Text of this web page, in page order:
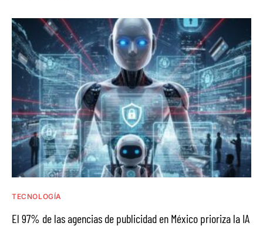
TECNOLOGÍA
El 97% de las agencias de publicidad en México prioriza la IA